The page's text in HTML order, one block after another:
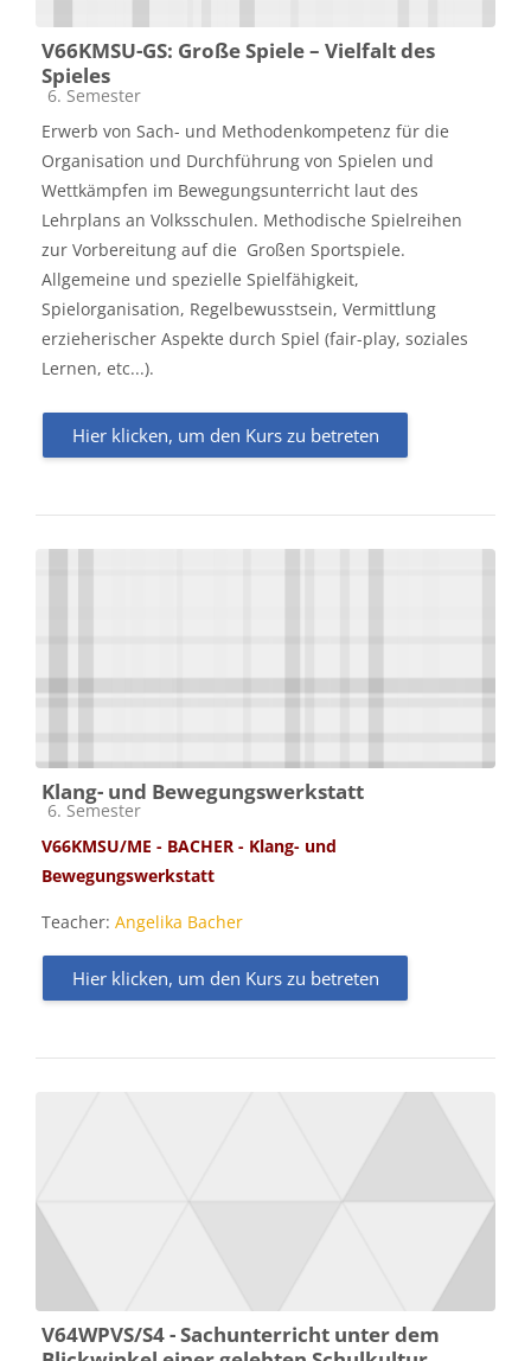
V66KMSU-GS: Große Spiele – Vielfalt des
Spieles
Kursbereich
6. Semester
Erwerb von Sach- und Methodenkompetenz für die
Organisation und Durchführung von Spielen und
Wettkämpfen im Bewegungsunterricht laut des
Lehrplans an Volksschulen. Methodische Spielreihen
zur Vorbereitung auf die Großen Sportspiele.
Allgemeine und spezielle Spielfähigkeit,
Spielorganisation, Regelbewusstsein, Vermittlung
erzieherischer Aspekte durch Spiel (fair-play, soziales
Lernen, etc...).
Hier klicken, um den Kurs zu betreten
Klang- und Bewegungswerkstatt
Kursbereich
6. Semester
V66KMSU/ME - BACHER - Klang- und
Bewegungswerkstatt
Teacher: Angelika Bacher
Hier klicken, um den Kurs zu betreten
V64WPVS/S4 - Sachunterricht unter dem